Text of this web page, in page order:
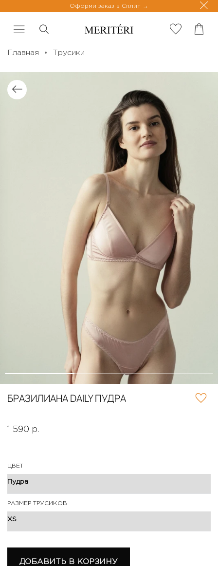
Оформи заказ в Сплит
Главная Трусики
БРАЗИЛИАНА DAILY ПУДРА
1 590 р.
ДОБАВИТЬ В КОРЗИНУ
ЦВЕТ
РАЗМЕР ТРУСИКОВ